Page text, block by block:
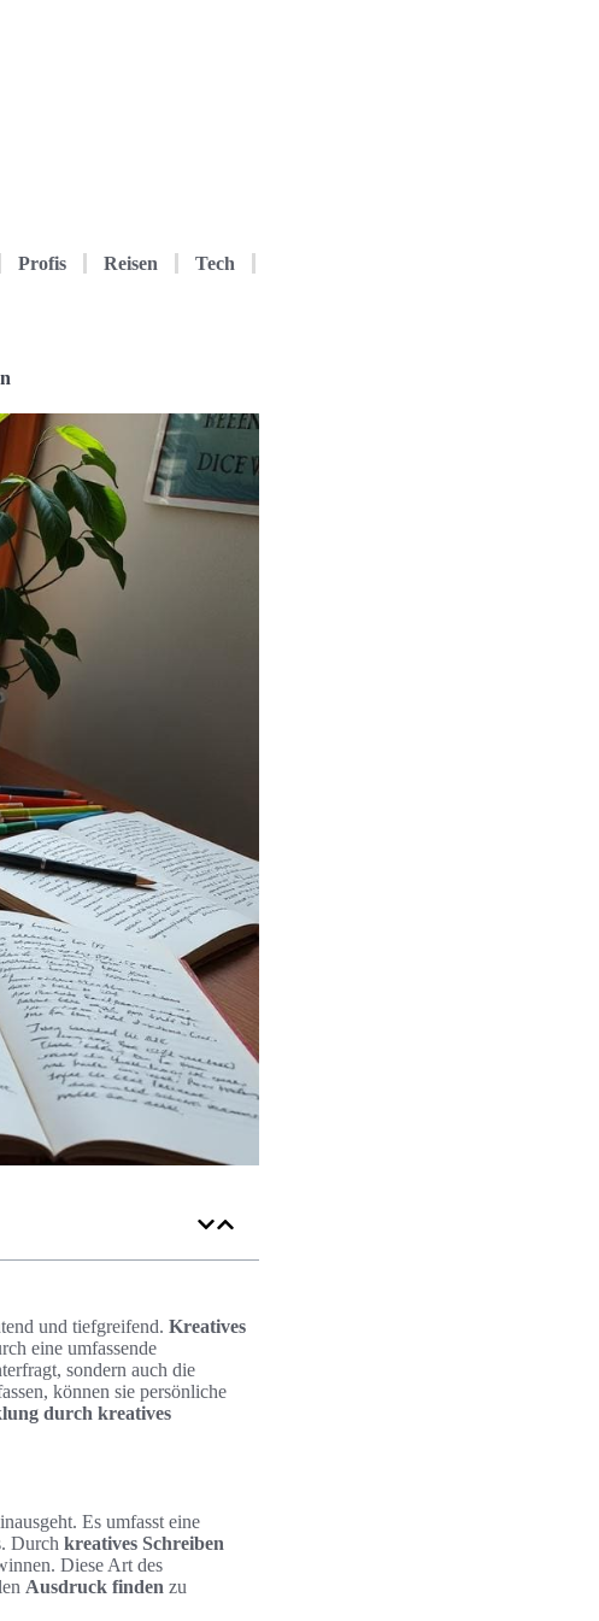
Profis Reisen Tech
und tiefgreifend. Kreatives
eine umfassende
sondern auch die
können sie persönliche
durch kreatives
Es umfasst eine
Durch kreatives Schreiben
Diese Art des
Ausdruck finden zu